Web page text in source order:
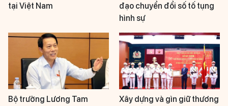
tại Việt Nam
đạo chuyển đổi số tố tụng
hình sự
Bộ trưởng Lương Tam
Xây dựng và gìn giữ thương